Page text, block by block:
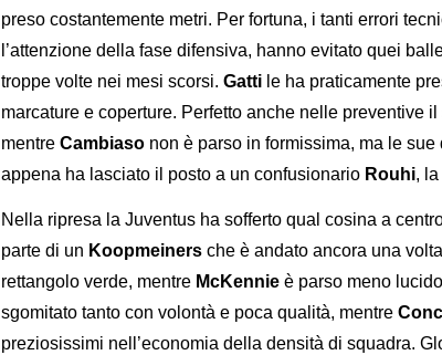
preso costantemente metri. Per fortuna, i tanti errori
l’attenzione della fase difensiva, hanno evitato quei
troppe volte nei mesi scorsi. Gatti le ha praticamente
marcature e coperture. Perfetto anche nelle preventive
mentre Cambiaso non è parso in formissima, ma le
appena ha lasciato il posto a un confusionario Rouhi,
Nella ripresa la Juventus ha sofferto qual cosina a
parte di un Koopmeiners che è andato ancora una
rettangolo verde, mentre McKennie è parso meno
sgomitato tanto con volontà e poca qualità, mentre
preziosissimi nell’economia della densità di squadra.